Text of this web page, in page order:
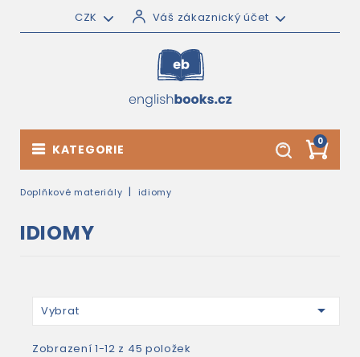
CZK Váš zákaznický účet
0
KATEGORIE
Doplňkové materiály idiomy
IDIOMY
Vybrat 
Zobrazení 1-12 z 45 položek